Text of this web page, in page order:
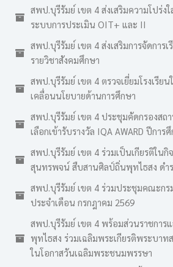
สพป.บุรีรัมย์ เขต 4 ส่งเสริมความโปร่ง
ระบบการประเมิน OIT+ และ II
สพป.บุรีรัมย์ เขต 4 ส่งเสริมการจัดการ
รายวิชาสังคมศึกษา
สพป.บุรีรัมย์ เขต 4 ตรวจเยี่ยมโรงเรีย
เคลื่อนนโยบายด้านการศึกษา
สพป.บุรีรัมย์ เขต 4 ประชุมคัดกรองสถ
เลือกเข้ารับรางวัล IQA AWARD ปีการ
สพป.บุรีรัมย์ เขต 4 ร่วมเป็นเกียรติใน
สุนทรพจน์ สืบสานศิลป์ถิ่นพุทไธสง ดำ
สพป.บุรีรัมย์ เขต 4 ร่วมประชุมคณะกร
ประจำเดือน กรกฎาคม 2569
สพป.บุรีรัมย์ เขต 4 พร้อมส่วนราชการ
พุทไธสง ร่วมเฉลิมพระเกียรติพระบาท
ในโอกาสวันเฉลิมพระชนมพรรษา